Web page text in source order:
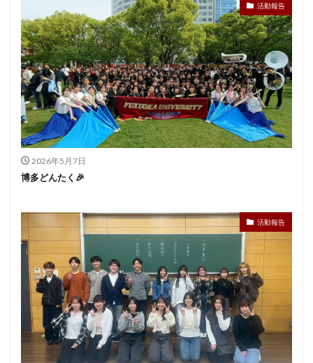
活動報告
2026年5月7日
博多どんたく🎉
活動報告